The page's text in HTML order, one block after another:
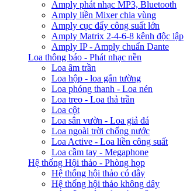
Amply phát nhạc MP3, Bluetooth
Amply liền Mixer chia vùng
Amply cục đẩy công suất lớn
Amply Matrix 2-4-6-8 kênh độc lập
Amply IP - Amply chuẩn Dante
Loa thông báo - Phát nhạc nền
Loa âm trần
Loa hộp - loa gắn tường
Loa phóng thanh - Loa nén
Loa treo - Loa thả trần
Loa cột
Loa sân vườn - Loa giả đá
Loa ngoài trời chống nước
Loa Active - Loa liền công suất
Loa cầm tay - Megaphone
Hệ thống Hội thảo - Phòng họp
Hệ thống hội thảo có dây
Hệ thống hội thảo không dây